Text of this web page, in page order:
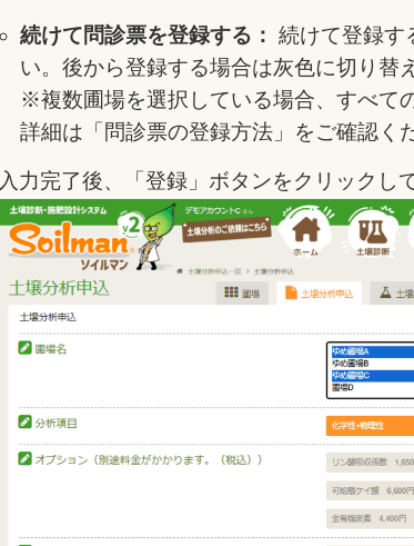
続けて問診票を登録する： 続けて登録す
い。後から登録する場合は灰色に切り替
※複数圃場を選択している場合、すべて
詳細は「問診票の登録方法」をご確認く
入力完了後、「登録」ボタンをクリックし